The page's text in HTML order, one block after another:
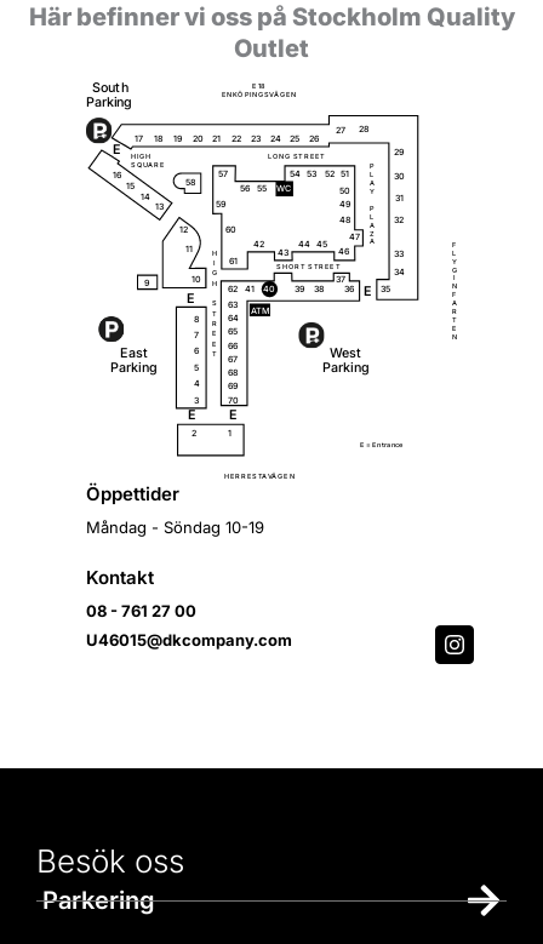
Här befinner vi oss på Stockholm Quality
Outlet
1
2
3
4
5
6
7
8
9 10
11
12
13
14
15
16
17 18 19 20 21 22 23 24 25 26
27 28
29
30
31
32
33
34
35
36
37
38
39
40
41
42
43
44 45
46
47
48
49
50
51
52
53
54
55
56
57
58
59
60
61
62
63
64
65
66
67
68
69
70
WC
E
E
E
E
E 18
E NKÖ PINGSVÄGE N
L O NG STRE E T
HIG H
SQ UARE P
L
A
Y
P
L
A
Z
A
F
L
Y
G
N
F
A
R
T
E
N
SHO RT STRE E T
West
Parking
East
Parking
South
Parking
H E RRE STAVÄG E N
E
E = E ntrance
ATM
H
I
G
H
S
T
R
E
E
T
Öppettider
Måndag - Söndag 10-19
Kontakt
08 - 761 27 00
U46015@dkcompany.com
Besök oss
Parkering